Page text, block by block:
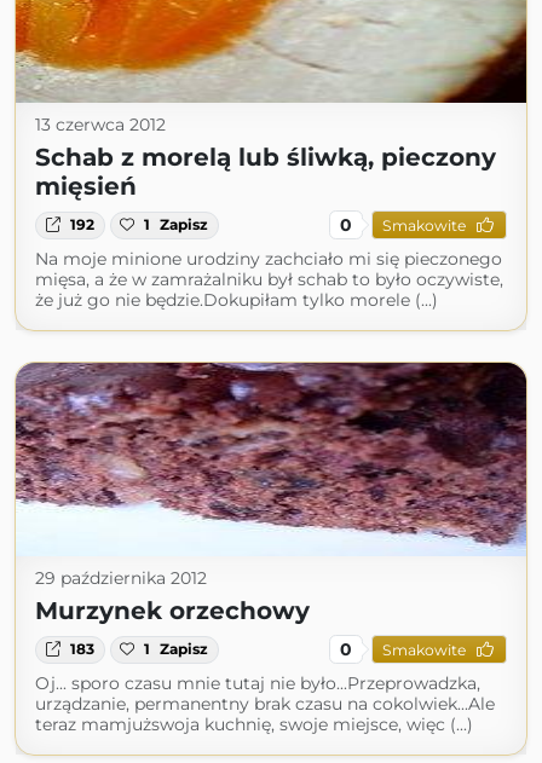
13 czerwca 2012
Schab z morelą lub śliwką, pieczony
mięsień
192 1 Zapisz 0 Smakowite
Na moje minione urodziny zachciało mi się pieczonego
mięsa, a że w zamrażalniku był schab to było oczywiste,
że już go nie będzie.Dokupiłam tylko morele (...)
29 października 2012
Murzynek orzechowy
183 1 Zapisz 0 Smakowite
Oj... sporo czasu mnie tutaj nie było...Przeprowadzka,
urządzanie, permanentny brak czasu na cokolwiek...Ale
teraz mamjużswoja kuchnię, swoje miejsce, więc (...)